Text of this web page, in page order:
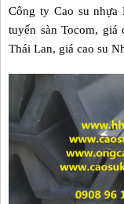
Công ty Cao su
tuyến sàn Tocom, giá
Thái Lan, giá cao su